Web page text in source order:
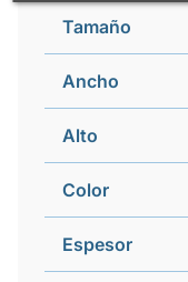
Tamaño
Ancho
Alto
Color
Espesor